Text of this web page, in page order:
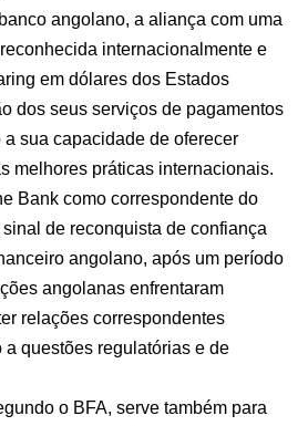
angolano, a aliança com uma
internacionalmente e
em dólares dos Estados
dos seus serviços de pagamentos
sua capacidade de oferecer
melhores práticas internacionais.
Bank como correspondente do
de reconquista de confiança
angolano, após um período
angolanas enfrentaram
relações correspondentes
questões regulatórias e de
o BFA, serve também para